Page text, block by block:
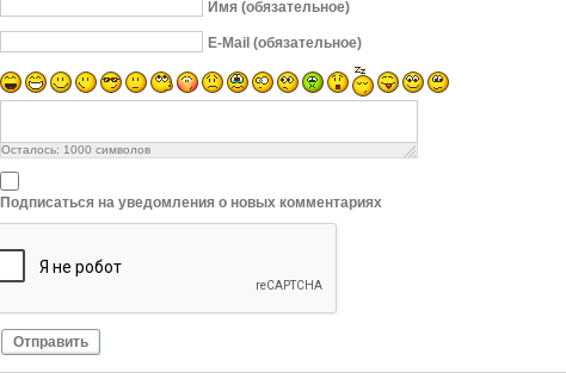
Имя (обязательное)
E-Mail (обязательное)
Осталось: 1000 символов
Подписаться на уведомления о новых комментариях
Отправить